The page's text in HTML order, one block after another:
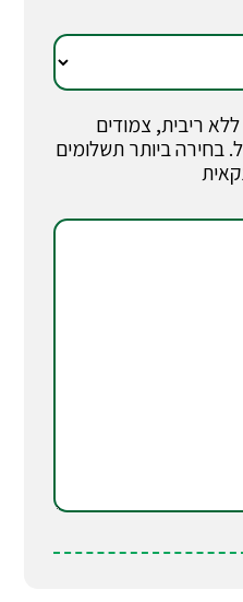
תשלומים ללא ריבית, צמודים
בחירה ביותר תשלומים